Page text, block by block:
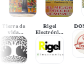
Tierra de
vida
Almacen
Cooperativo
Rigel
Electrónica